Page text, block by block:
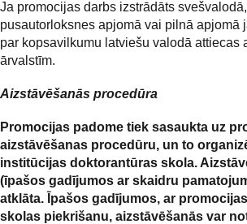
Ja promocijas darbs izstrādāts
pusautorloksnes apjomā vai pilnā apjomā
par kopsavilkumu latviešu valodā attiecas
ārvalstīm.
Aizstāvēšanās procedūra
Promocijas padome tiek sasaukta uz
aizstāvēšanas procedūru, un to
institūcijas doktorantūras skola.
(īpašos gadījumos ar skaidru
atklāta. Īpašos gadījumos, ar
skolas piekrišanu, aizstāvēšanās var